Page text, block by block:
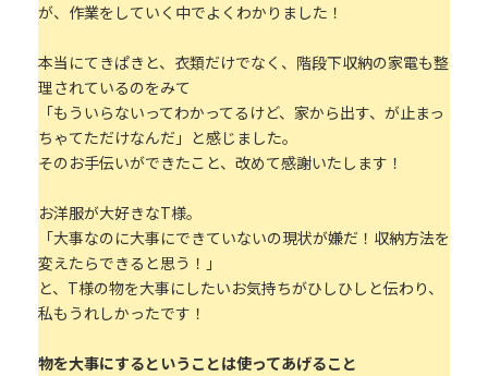
が、作業をしていく中でよくわかりました！
本当にてきぱきと、衣類だけでなく、階段下収納の家電も整
理されているのをみて
「もういらないってわかってるけど、家から出す、が止まっ
ちゃてただけなんだ」と感じました。
そのお手伝いができたこと、改めて感謝いたします！
お洋服が大好きなT様。
「大事なのに大事にできていないの現状が嫌だ！収納方法を
変えたらできると思う！」
と、T様の物を大事にしたいお気持ちがひしひしと伝わり、
私もうれしかったです！
物を大事にするということは使ってあげること